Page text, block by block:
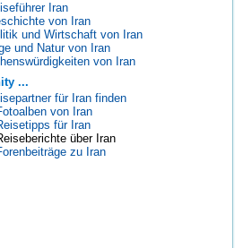
Iran
von Iran
und Wirtschaft von Iran
und Natur von Iran
von Iran
...
für Iran finden
von Iran
für Iran
über Iran
zu Iran